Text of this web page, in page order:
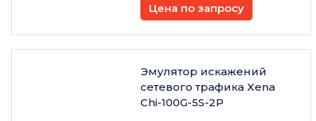
Цена по запросу
Эмулятор искажений
сетевого трафика Xena
Chi-100G-5S-2P